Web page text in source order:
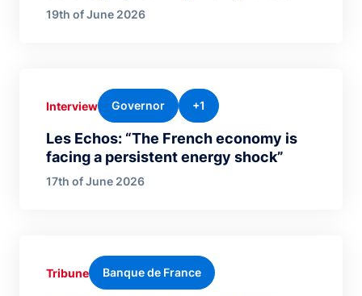
19th of June 2026
Les Echos: “The French economy is
facing a persistent energy shock”
Interview Governor +1
17th of June 2026
Tribune Banque de France